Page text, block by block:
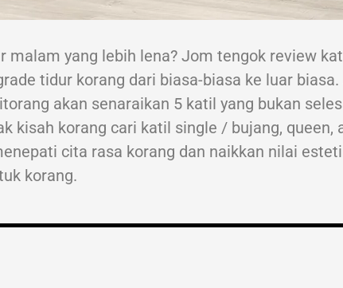
yang lebih lena? Jom tengok review
tidur korang dari biasa-biasa ke luar
akan senaraikan 5 katil yang bukan
kisah korang cari katil single / bujang,
cita rasa korang dan naikkan nilai
korang.